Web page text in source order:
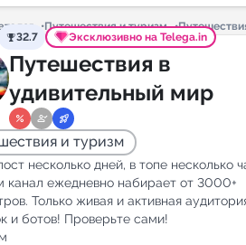
Каталог
Путешествия и туризм
32.7 Эксклюзивно на Telega.in
Путешествия в
удивительный мир
и туризм
несколько дней, в топе несколько
канал ежедневно набирает от 3000+
Только живая и активная
и ботов! Проверьте сами!